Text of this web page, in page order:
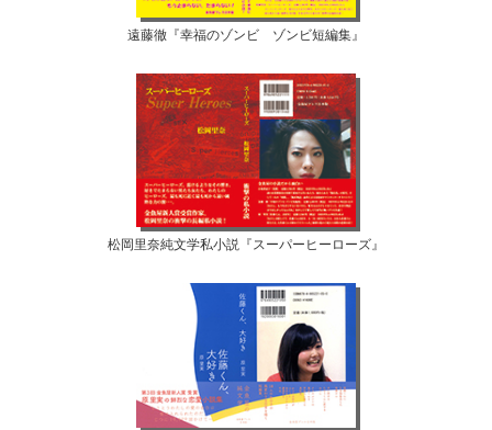
遠藤徹『幸福のゾンビ ゾンビ短編集』
松岡里奈純文学私小説『スーパーヒーローズ』